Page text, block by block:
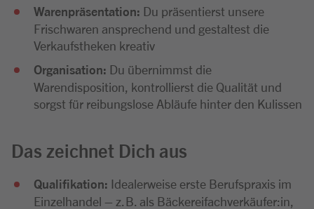
Warenpräsentation: Du präsentierst unsere
Frischwaren ansprechend und gestaltest die
Verkaufstheken kreativ
Organisation: Du übernimmst die
Warendisposition, kontrollierst die Qualität und
sorgst für reibungslose Abläufe hinter den Kulissen
Das zeichnet Dich aus
Qualifikation: Idealerweise erste Berufspraxis im
Einzelhandel – z. B. als Bäckereifachverkäufer:in,